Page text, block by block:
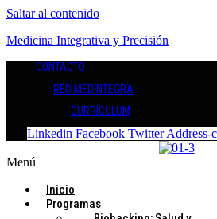
Saltar al contenido
Medicina Integrativa y Precisión
CONTACTO
RED MEDINTEGRA
CURRÍCULUM
Linkedin Facebook Twitter Address-
Menú
Inicio
Programas